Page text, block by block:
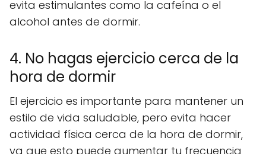
evita estimulantes como la cafeína o el
alcohol antes de dormir.
4. No hagas ejercicio cerca de la
hora de dormir
El ejercicio es importante para mantener un
estilo de vida saludable, pero evita hacer
actividad física cerca de la hora de dormir,
ya que esto puede aumentar tu frecuencia